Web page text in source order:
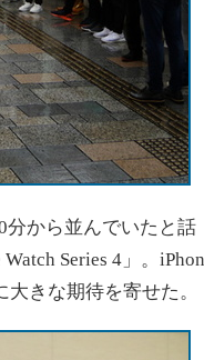
から並んでいたと話
Series 4」。
きな期待を寄せた。